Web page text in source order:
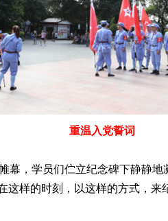
重温入党誓词
，学员们伫立纪念碑下静静地
这样的时刻，以这样的方式，来